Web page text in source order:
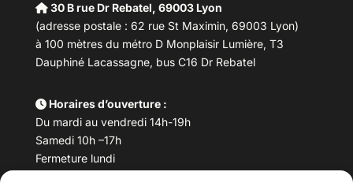
30 B rue Dr Rebatel, 69003 Lyon
(adresse postale : 62 rue St Maximin, 69003 Lyon)
à 100 mètres du métro D Monplaisir Lumière, T3
Dauphiné Lacassagne, bus C16 Dr Rebatel
Horaires d’ouverture :
Du mardi au vendredi 14h-19h
Samedi 10h –17h
Fermeture lundi